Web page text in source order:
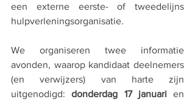
een externe eerste- of tweedelijns
hulpverleningsorganisatie.
We organiseren twee informatie
avonden, waarop kandidaat deelnemers
(en verwijzers) van harte zijn
uitgenodigd: donderdag 17 januari